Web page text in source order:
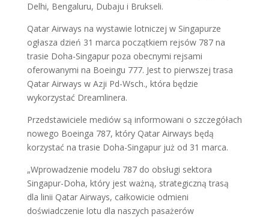
Delhi, Bengaluru, Dubaju i Brukseli.
Qatar Airways na wystawie lotniczej w Singapurze
ogłasza dzień 31 marca początkiem rejsów 787 na
trasie Doha-Singapur poza obecnymi rejsami
oferowanymi na Boeingu 777. Jest to pierwszej trasa
Qatar Airways w Azji Pd-Wsch., która będzie
wykorzystać Dreamlinera.
Przedstawiciele mediów są informowani o szczegółach
nowego Boeinga 787, który Qatar Airways będą
korzystać na trasie Doha-Singapur już od 31 marca.
„Wprowadzenie modelu 787 do obsługi sektora
Singapur-Doha, który jest ważną, strategiczną trasą
dla linii Qatar Airways, całkowicie odmieni
doświadczenie lotu dla naszych pasażerów